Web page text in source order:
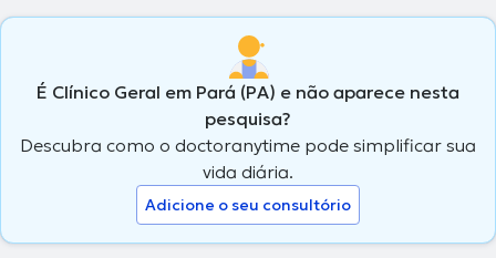
É Clínico Geral em Pará (PA) e não aparece nesta
pesquisa?
Descubra como o doctoranytime pode simplificar sua
vida diária.
Adicione o seu consultório